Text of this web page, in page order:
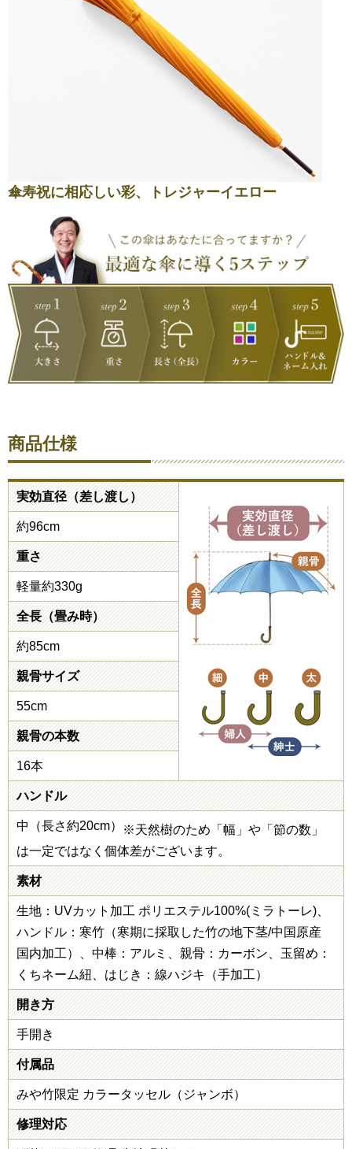
傘寿祝に相応しい彩、トレジャーイエロー
商品仕様
実効直径（差し渡し）
約96cm
重さ
軽量約330g
全長（畳み時）
約85cm
親骨サイズ
55cm
親骨の本数
16本
ハンドル
中（長さ約20cm）
※天然樹のため「幅」や「節の数」
は一定ではなく個体差がございます。
素材
生地：UVカット加工 ポリエステル100%(ミラトーレ)、
ハンドル：寒竹（寒期に採取した竹の地下茎/中国原産
国内加工）、中棒：アルミ、親骨：カーボン、玉留め：
くちネーム紐、はじき：線ハジキ（手加工）
開き方
手開き
付属品
みや竹限定 カラータッセル（ジャンボ）
修理対応